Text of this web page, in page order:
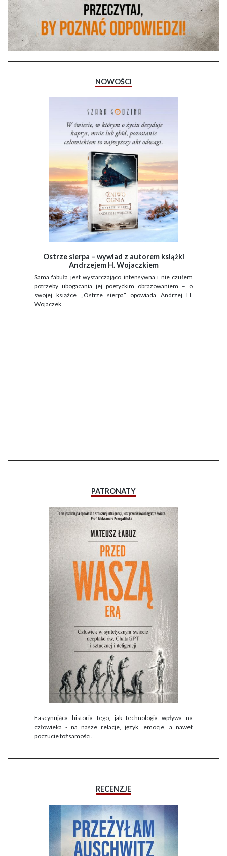
NOWOŚCI
Ostrze sierpa – wywiad z autorem książki
Andrzejem H. Wojaczkiem
Sama fabuła jest wystarczająco intensywna i nie czułem
potrzeby ubogacania jej poetyckim obrazowaniem – o
swojej książce „Ostrze sierpa” opowiada Andrzej H.
Wojaczek.
PATRONATY
Fascynująca historia tego, jak technologia wpływa na
człowieka - na nasze relacje, język, emocje, a nawet
poczucie tożsamości.
RECENZJE